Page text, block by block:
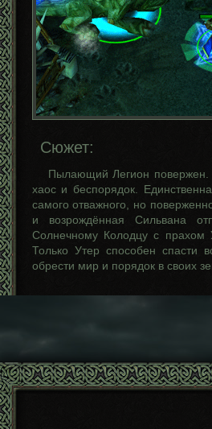
Сюжет:
Пылающий Легион повержен.
хаос и беспорядок.
самого отважного, но
и возрождённая Сильвана
Солнечному Колодцу с прахом
Только Утер способен спасти
обрести мир и порядок в своих